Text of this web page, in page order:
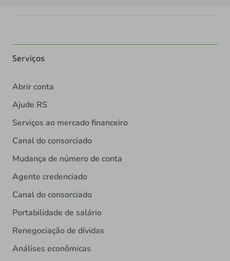
Serviços
Abrir conta
Ajude RS
Serviços ao mercado financeiro
Canal do consorciado
Mudança de número de conta
Agente credenciado
Canal do consorciado
Portabilidade de salário
Renegociação de dívidas
Análises econômicas